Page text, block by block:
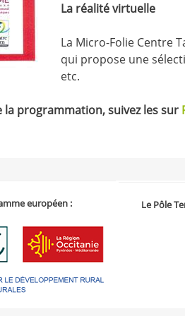
La réalité virtuelle
La Micro-Folie Centre
qui propose une
etc.
programmation, suivez les sur
européen : Le Pôle